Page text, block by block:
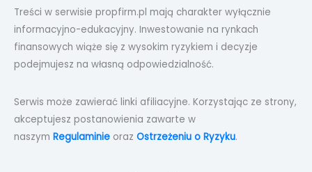
Treści w serwisie propfirm.pl mają charakter wyłącznie
informacyjno-edukacyjny. Inwestowanie na rynkach
finansowych wiąże się z wysokim ryzykiem i decyzje
podejmujesz na własną odpowiedzialność.
Serwis może zawierać linki afiliacyjne. Korzystając ze strony,
akceptujesz postanowienia zawarte w
naszym Regulaminie oraz Ostrzeżeniu o Ryzyku.